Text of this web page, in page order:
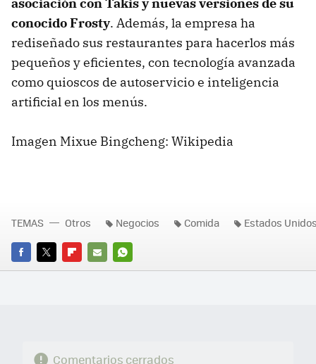
conocido Frosty. Además, la empresa ha
rediseñado sus restaurantes para hacerlos más
pequeños y eficientes, con tecnología avanzada
como quioscos de autoservicio e inteligencia
artificial en los menús.
Imagen Mixue Bingcheng: Wikipedia
FACEBOOK
TWITTERFLIPBOARD
E-
WHATSAPP
TEMAS Otros Negocios Comida Estados
Comentarios cerrados